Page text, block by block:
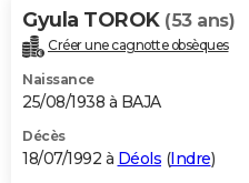
Gyula TOROK (53 ans)
Créer une cagnotte obsèques
Naissance
25/08/1938 à BAJA
Décès
18/07/1992 à Déols (Indre)